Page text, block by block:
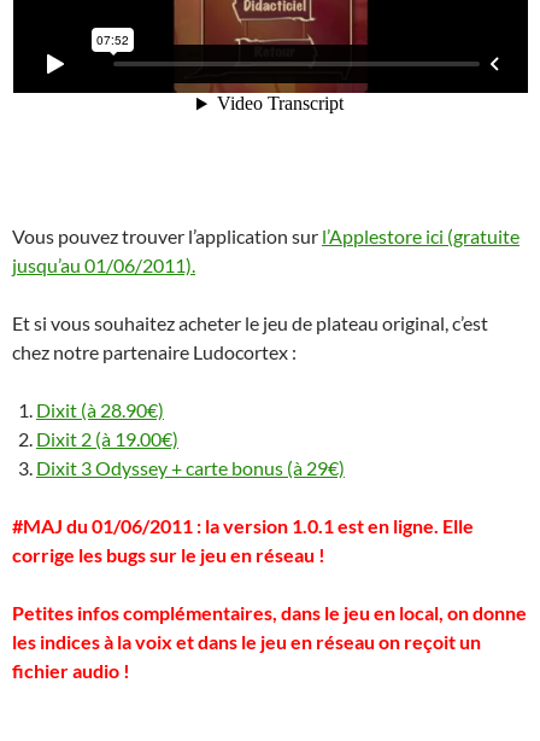
Vous pouvez trouver l’application sur l’Applestore ici (gratuite
jusqu’au 01/06/2011).
Et si vous souhaitez acheter le jeu de plateau original, c’est
chez notre partenaire Ludocortex :
Dixit (à 28.90€)
Dixit 2 (à 19.00€)
Dixit 3 Odyssey + carte bonus (à 29€)
#MAJ du 01/06/2011 : la version 1.0.1 est en ligne. Elle
corrige les bugs sur le jeu en réseau !
Petites infos complémentaires, dans le jeu en local, on donne
les indices à la voix et dans le jeu en réseau on reçoit un
fichier audio !